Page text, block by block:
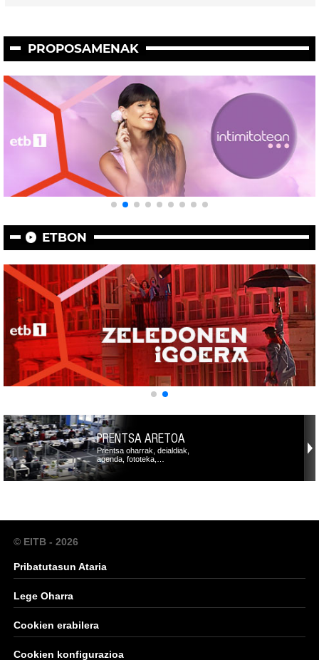
PROPOSAMENAK
ETBON
PRENTSA ARETOA
Prentsa oharrak, deialdiak,
agenda, fototeka,…
© EITB - 2026
Pribatutasun Ataria
Lege Oharra
Cookien erabilera
Cookien konfigurazioa